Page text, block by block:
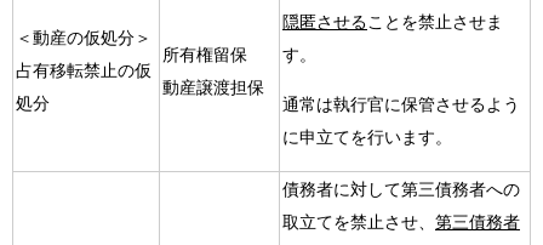
＜動産の仮処分＞
占有移転禁止の仮
処分
所有権留保
動産譲渡担保
隠匿させることを禁止させま
す。
通常は執行官に保管させるよう
に申立てを行います。
債務者に対して第三債務者への
取立てを禁止させ、 第三債務者